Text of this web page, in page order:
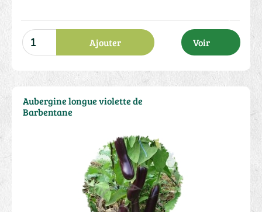
Ajouter Voir
Aubergine longue violette de
Barbentane